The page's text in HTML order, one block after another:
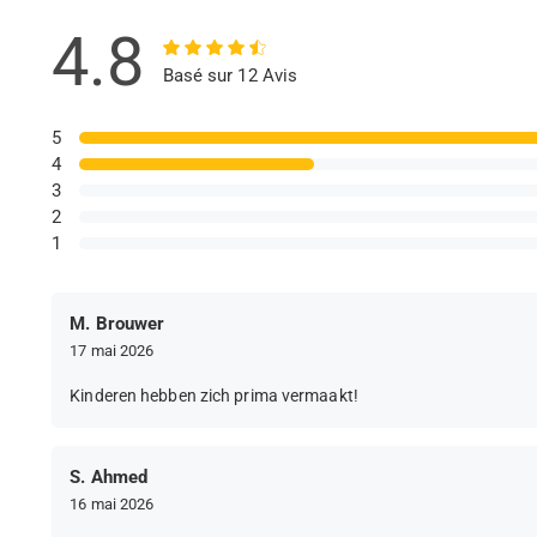
4.8 Basé sur 12 Avis
5
4
3
2
1
M. Brouwer
17 mai 2026
Kinderen hebben zich prima vermaakt!
S. Ahmed
16 mai 2026